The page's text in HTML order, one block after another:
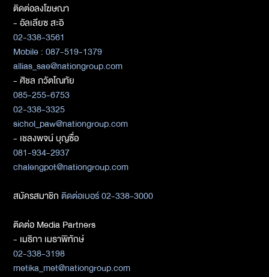
ติดต่อลงโฆษณา
- อัลเลียซ สะอิ
02-338-3561
Mobile : 087-519-1379
allias_sae@nationgroup.com
- ศิชล ภวัตโณทัย
085-255-6753
02-338-3325
sichol_paw@nationgroup.com
- เชลงพจน์ บุญซื่อ
081-934-2937
chalengpot@nationgroup.com
สมัครสมาชิกติดต่อเบอร์ 02-338-3000
ติดต่อ Media Partners
- เมธิกา เมธาพิทักษ์
02-338-3198
metika_met@nationgroup.com